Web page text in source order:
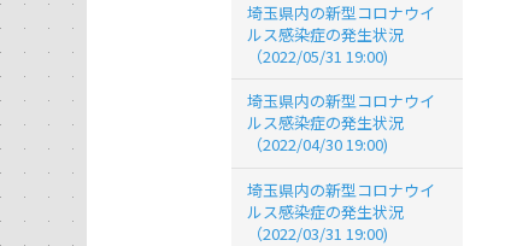
埼玉県内の新型コロナウイ
ルス感染症の発生状況
（2022/05/31 19:00)
埼玉県内の新型コロナウイ
ルス感染症の発生状況
（2022/04/30 19:00)
埼玉県内の新型コロナウイ
ルス感染症の発生状況
（2022/03/31 19:00)